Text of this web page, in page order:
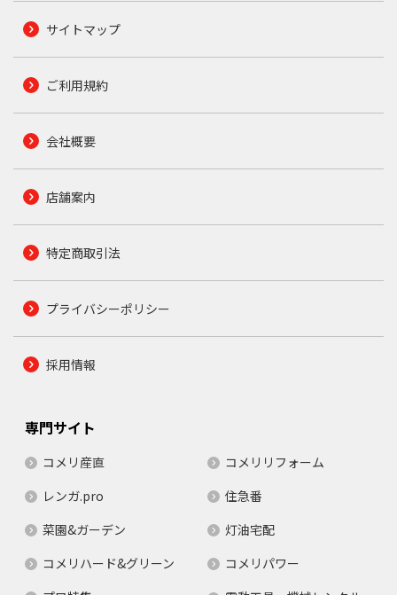
サイトマップ
ご利用規約
会社概要
店舗案内
特定商取引法
プライバシーポリシー
採用情報
専門サイト
コメリ産直
コメリリフォーム
レンガ.pro
住急番
菜園&ガーデン
灯油宅配
コメリハード&グリーン
コメリパワー